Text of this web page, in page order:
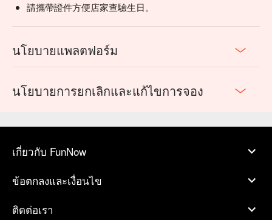
請攜帶證件方便店家查驗生日。
นโยบายแพลตฟอร์ม
นโยบายการยกเลิกและแก้ไขการจอง
เกี่ยวกับ FunNow
ข้อตกลงและเงื่อนไข
ติดต่อเรา